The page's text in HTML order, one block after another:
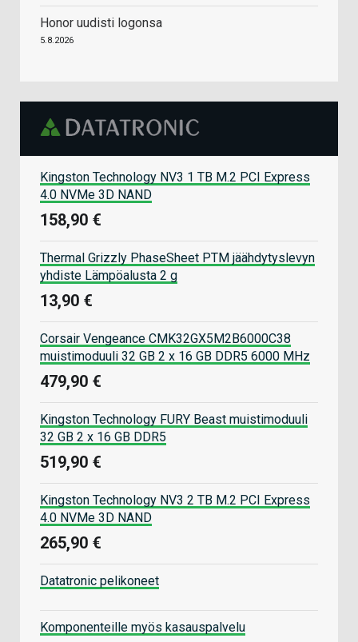
Honor uudisti logonsa
5.8.2026
Kingston Technology NV3 1 TB M.2 PCI Express
4.0 NVMe 3D NAND
158,90 €
Thermal Grizzly PhaseSheet PTM jäähdytyslevyn
yhdiste Lämpöalusta 2 g
13,90 €
Corsair Vengeance CMK32GX5M2B6000C38
muistimoduuli 32 GB 2 x 16 GB DDR5 6000 MHz
479,90 €
Kingston Technology FURY Beast muistimoduuli
32 GB 2 x 16 GB DDR5
519,90 €
Kingston Technology NV3 2 TB M.2 PCI Express
4.0 NVMe 3D NAND
265,90 €
Datatronic pelikoneet
Komponenteille myös kasauspalvelu